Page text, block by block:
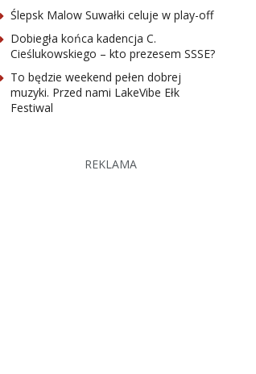
Ślepsk Malow Suwałki celuje w play-off
Dobiegła końca kadencja C.
Cieślukowskiego – kto prezesem SSSE?
To będzie weekend pełen dobrej
muzyki. Przed nami LakeVibe Ełk
Festiwal
REKLAMA